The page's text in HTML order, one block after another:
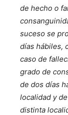
de hecho o
suceso se
días hábiles,
caso de
grado de
de dos días
localidad y
distinta